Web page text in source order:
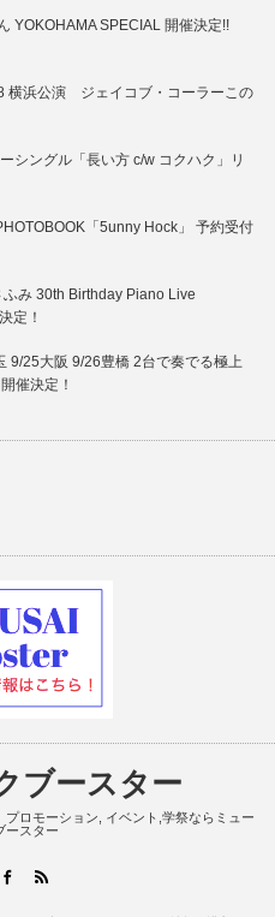
YOKOHAMA SPECIAL 開催決定!!
浜公演 ジェイコブ・コーラーこの
シングル「長い方 c/w コクハク」リ
「5unny Hock」 予約受付
ふみ 30th Birthday Piano Live
定！
9/25大阪 9/26豊橋 2台で奏でる極上
催決定！
ブースター
ロモーション, イベント,学祭ならミュー
ースター
Facebook